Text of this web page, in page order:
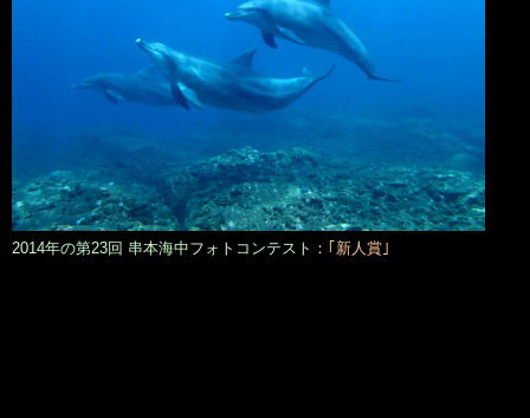
2014年の第23回 串本海中フォトコンテスト： ｢新人賞｣